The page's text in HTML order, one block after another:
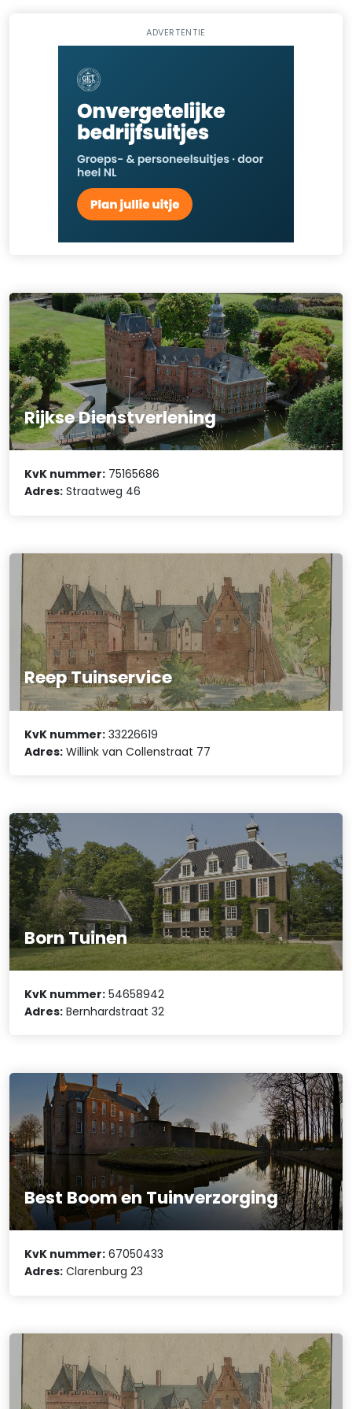
ADVERTENTIE
Rijkse Dienstverlening
KvK nummer: 75165686
Adres: Straatweg 46
Reep Tuinservice
KvK nummer: 33226619
Adres: Willink van Collenstraat 77
Born Tuinen
KvK nummer: 54658942
Adres: Bernhardstraat 32
Best Boom en Tuinverzorging
KvK nummer: 67050433
Adres: Clarenburg 23